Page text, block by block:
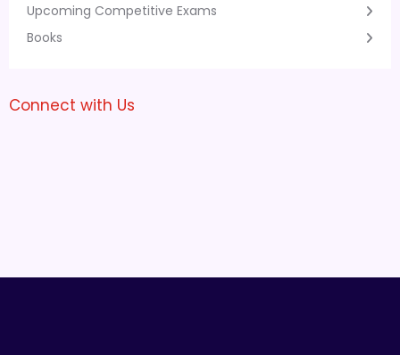
Upcoming Competitive Exams
Books
Connect with Us